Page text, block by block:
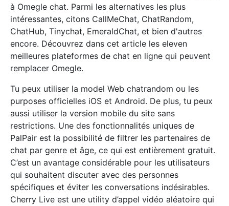
à Omegle chat. Parmi les alternatives les plus
intéressantes, citons CallMeChat, ChatRandom,
ChatHub, Tinychat, EmeraldChat, et bien d'autres
encore. Découvrez dans cet article les eleven
meilleures plateformes de chat en ligne qui peuvent
remplacer Omegle.
Tu peux utiliser la model Web chatrandom ou les
purposes officielles iOS et Android. De plus, tu peux
aussi utiliser la version mobile du site sans
restrictions. Une des fonctionnalités uniques de
PalPair est la possibilité de filtrer les partenaires de
chat par genre et âge, ce qui est entièrement gratuit.
C’est un avantage considérable pour les utilisateurs
qui souhaitent discuter avec des personnes
spécifiques et éviter les conversations indésirables.
Cherry Live est une utility d’appel vidéo aléatoire qui